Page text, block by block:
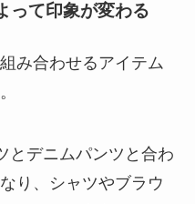
って印象が変わる
み合わせるアイテム
とデニムパンツと合わ
り、シャツやブラウ